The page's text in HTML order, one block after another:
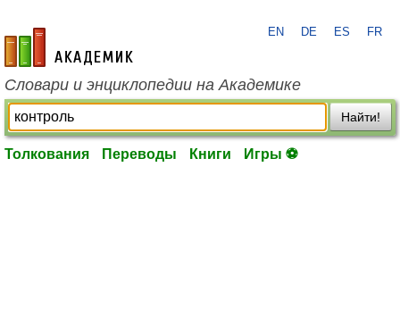
academic.ru
EN DE ES FR
Словари и энциклопедии на Академике
Найти!
Толкования Переводы Книги Игры ⚽